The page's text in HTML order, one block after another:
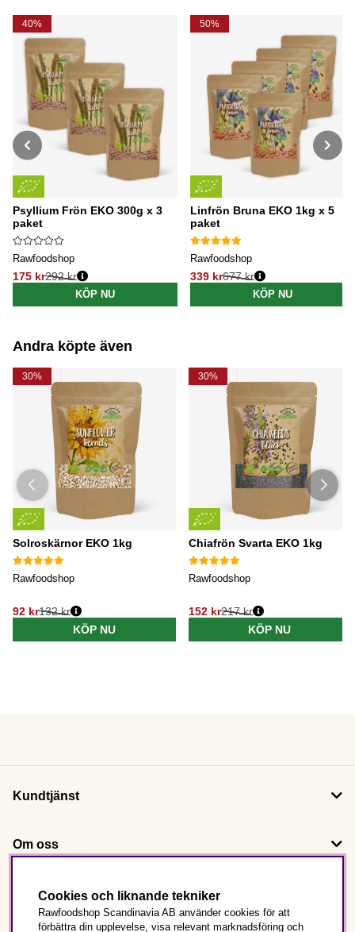
40%
Psyllium Frön EKO 300g x 3
paket
Rawfoodshop
175 kr
Ordinarie pris:
292 kr
KÖP NU
50%
Linfrön Bruna EKO 1kg x 5
paket
Rawfoodshop
339 kr
Ordinarie pris:
677 kr
KÖP NU
Andra köpte även
30%
Solroskärnor EKO 1kg
Rawfoodshop
92 kr132 kr
KÖP NU
30%
Chiafrön Svarta EKO 1kg
Rawfoodshop
152 kr217 kr
KÖP NU
Kundtjänst
Om oss
Följ oss
Cookies och liknande tekniker
Rawfoodshop Scandinavia AB använder cookies för att
förbättra din upplevelse, visa relevant marknadsföring och